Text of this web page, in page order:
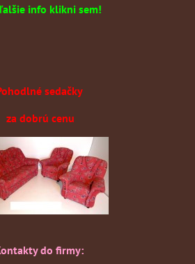
info klikni sem!
sedačky
za dobrú cenu
do firmy: